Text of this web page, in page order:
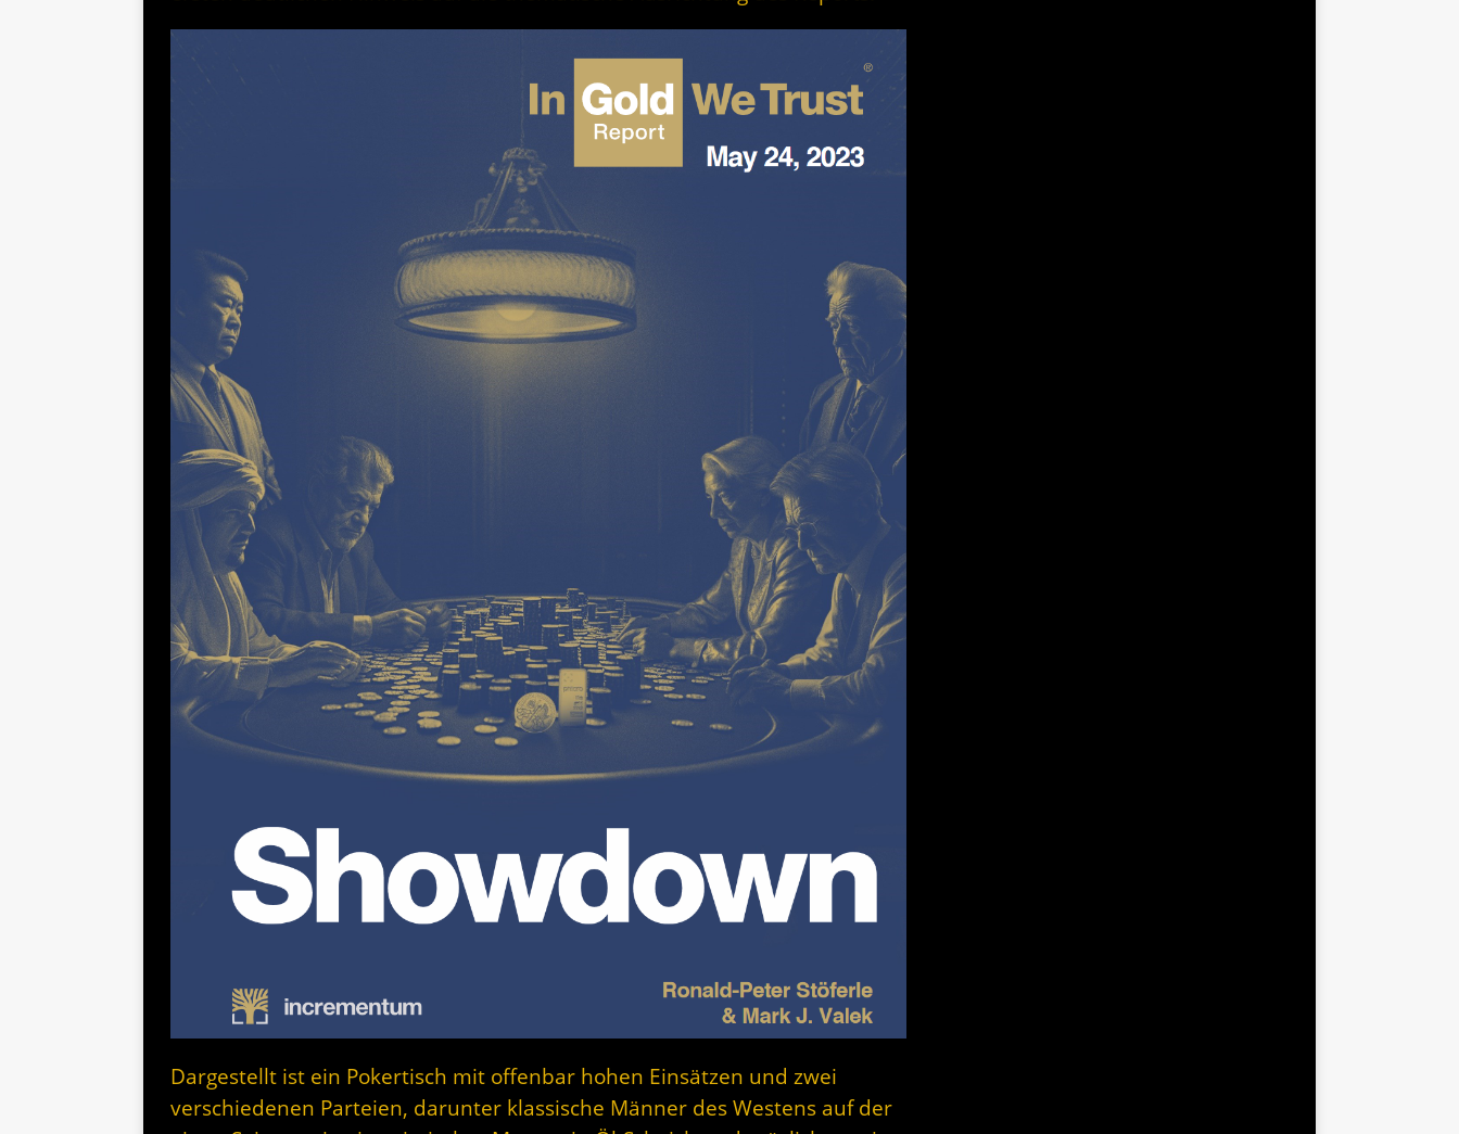
Dargestellt ist ein Pokertisch mit offenbar hohen Einsätzen und zwei
verschiedenen Parteien, darunter klassische Männer des Westens auf der